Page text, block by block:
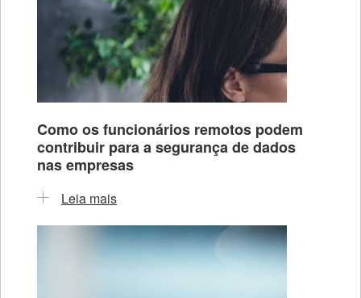
Como os funcionários remotos podem
contribuir para a segurança de dados
nas empresas
Leia mais